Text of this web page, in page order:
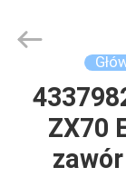
DOM
PRODUKTY
Machinery
Reserved.
ZX70